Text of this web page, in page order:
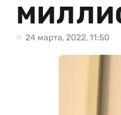
24 марта, 2022, 11:50